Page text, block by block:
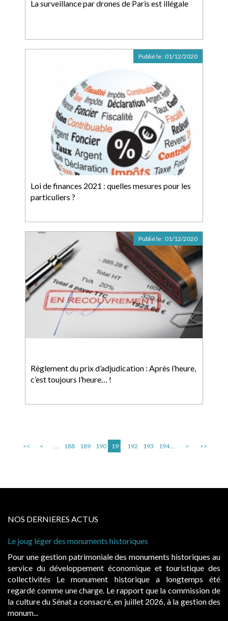
La surveillance par drones de Paris est illégale
Loi de finances 2021 : quelles mesures pour les
particuliers ?
Publié le : 01/12/2020
Règlement du prix d’adjudication : Après l’heure,
c’est toujours l’heure… !
Publié le : 01/12/2020
<< < ... 188 189 190 191 192 193 194... > >>
NOS DERNIERES ACTUS
historiques
des monuments historiques au
économique et touristique des
historique a longtemps été
Le rapport que la commission de
en juillet 2026, à la gestion des
Cabines de plage : le juge
Evocatrices des bains
également un beau sujet
public, elles donnent
d’occupation. Saisies par